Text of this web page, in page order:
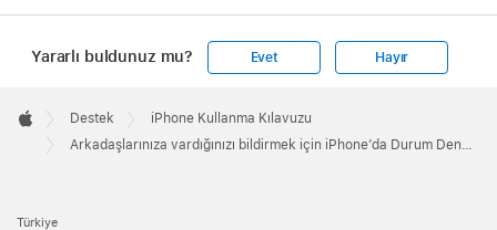
Yararlı buldunuz mu? Evet Hayır
Footer

Apple
Destek
iPhone Kullanma Kılavuzu
Arkadaşlarınıza vardığınızı bildirmek için iPhone’da Durum Denetleme’yi kullanma
Türkiye